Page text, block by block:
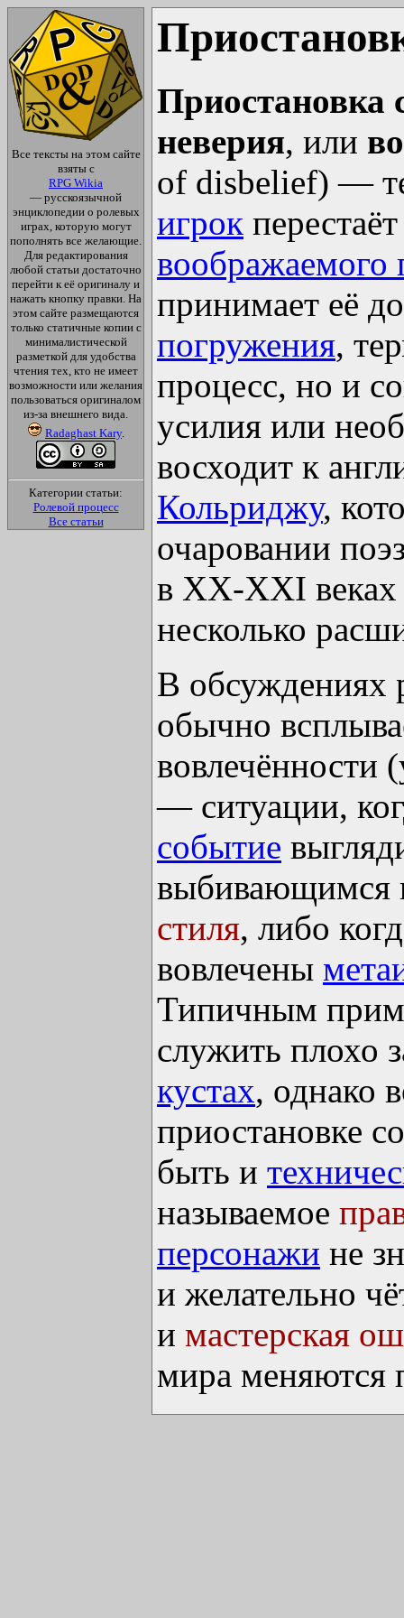
Все тексты на этом сайте
взяты с
RPG Wikia
— русскоязычной
энциклопедии о ролевых
играх, которую могут
пополнять все желающие.
Для редактирования
любой статьи достаточно
перейти к её оригиналу и
нажать кнопку правки. На
этом сайте размещаются
только статичные копии с
минималистической
разметкой для удобства
чтения тех, кто не имеет
возможности или желания
пользоваться оригиналом
из-за внешнего вида.
Radaghast Kary.
Категории статьи:
Ролевой процесс
Все статьи
Приостановка
неверия, или
of disbelief) —
игрок
воображаемого
принимает её
погружения,
процесс, но и
усилия или
восходит к
Кольриджу,
очаровании
в XX-ХХI веках
несколько
В обсуждениях
обычно
вовлечённости
— ситуации,
событие
выбивающимся
стиля, либо
вовлечены
Типичным
служить плохо
кустах, однако
приостановке
быть и
называемое
персонажи не
и желательно
и мастерская
мира меняются